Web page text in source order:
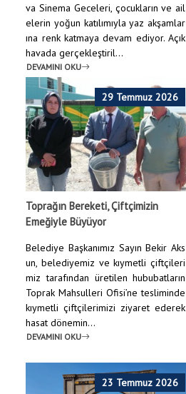
va Sinema Geceleri, çocukların ve ail
elerin yoğun katılımıyla yaz akşamlar
ına renk katmaya devam ediyor. Açık
havada gerçekleştiril...
DEVAMINI OKU
29 Temmuz 2026
Toprağın Bereketi, Çiftçimizin
Emeğiyle Büyüyor
Belediye Başkanımız Sayın Bekir Aks
un, belediyemiz ve kıymetli çiftçileri
miz tarafından üretilen hububatların
Toprak Mahsulleri Ofisi’ne tesliminde
kıymetli çiftçilerimizi ziyaret ederek
hasat dönemin...
DEVAMINI OKU
23 Temmuz 2026